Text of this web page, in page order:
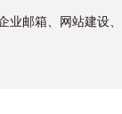
业邮箱、网站建设、